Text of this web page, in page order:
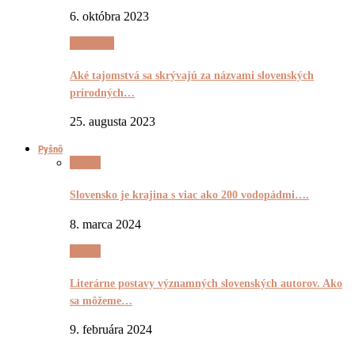
6. októbra 2023
Aké tajomstvá sa skrývajú za názvami slovenských
prírodných…
25. augusta 2023
Pyšnô
Slovensko je krajina s viac ako 200 vodopádmi….
8. marca 2024
Literárne postavy významných slovenských autorov. Ako
sa môžeme…
9. februára 2024